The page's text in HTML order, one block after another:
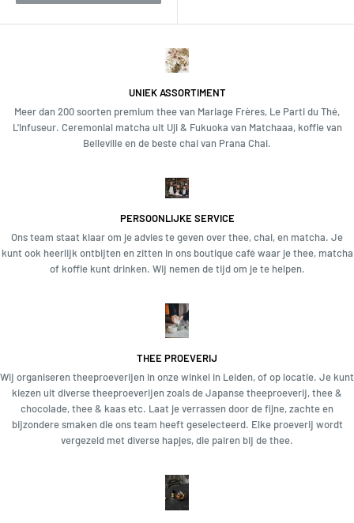
UNIEK ASSORTIMENT
Meer dan 200 soorten premium thee van Mariage Frères, Le Parti du Thé,
L'Infuseur. Ceremonial matcha uit Uji & Fukuoka van Matchaaa, koffie van
Belleville en de beste chai van Prana Chai.
PERSOONLIJKE SERVICE
Ons team staat klaar om je advies te geven over thee, chai, en matcha. Je
kunt ook heerlijk ontbijten en zitten in ons boutique café waar je thee, matcha
of koffie kunt drinken. Wij nemen de tijd om je te helpen.
THEE PROEVERIJ
Wij organiseren theeproeverijen in onze winkel in Leiden, of op locatie. Je kunt
kiezen uit diverse theeproeverijen zoals de Japanse theeproeverij, thee &
chocolade, thee & kaas etc. Laat je verrassen door de fijne, zachte en
bijzondere smaken die ons team heeft geselecteerd. Elke proeverij wordt
vergezeld met diverse hapjes, die pairen bij de thee.